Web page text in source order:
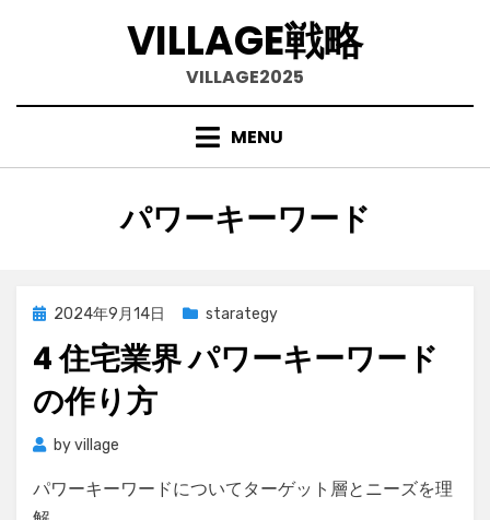
VILLAGE戦略
VILLAGE2025
to
MENU
タグ
:
パワーキーワード
Posted
2024年9月14日 starategy
4 住宅業界 パワーキーワード
の作り方
byvillage
パワーキーワードについてターゲット層とニーズを理